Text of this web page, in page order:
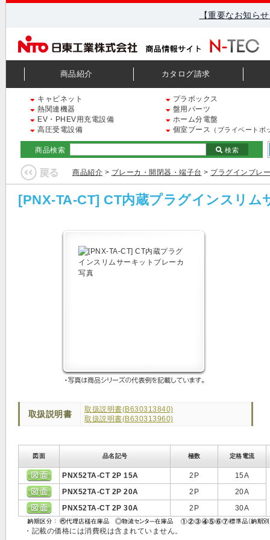
【重要なお知ら
商品紹介 カタログ請求
キャビネット
プラボックス
熱関連機器
盤用パーツ
EV・PHEV用充電設備
ホーム分電盤
高圧受電設備
個室ブース （プライベートボ
商品検索 検索
商品紹介 > ブレーカ・開閉器・端子台 > プラグインブレ
[PNX-TA-CT] CT内蔵プラグインスリム
取扱説明書
取扱説明書(B630313840)
取扱説明書(B630313960)
図面 品名記号 極数 定格電流
PNX52TA-CT 2P 15A 2P
15A
PNX52TA-CT 2P 20A
2P
20A
PNX52TA-CT 2P 30A
2P 30A
・記載の価格には消費税は含まれていません。